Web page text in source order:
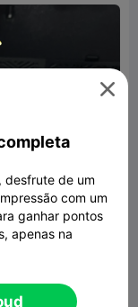

desfrute de um
com um
ganhar pontos
apenas na